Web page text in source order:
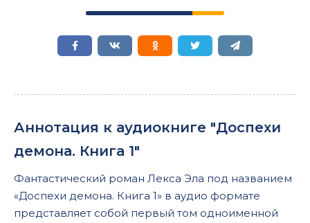
13
14
15
Аннотация к аудиокниге "Доспехи
демона. Книга 1"
Фантастический роман Лекса Эла под названием
«Доспехи демона. Книга 1» в аудио формате
представляет собой первый том одноименной